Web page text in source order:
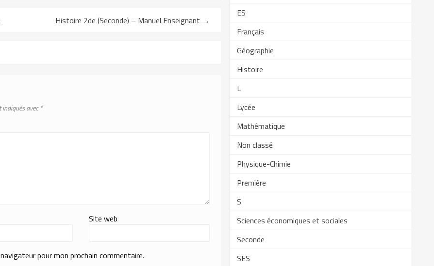
Histoire 2de (Seconde) – Manuel Enseignant →
indiqués avec*
Site web
pour mon prochain commentaire.
ES
Français
Géographie
Histoire
L
Lycée
Mathématique
Non classé
Physique-Chimie
Première
S
Sciences économiques et sociales
Seconde
SES